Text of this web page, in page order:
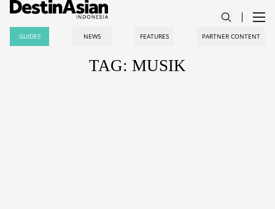
GUIDES NEWS FEATURES PARTNER CONTENT
TAG: MUSIK